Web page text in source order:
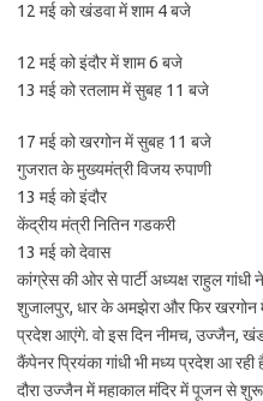
12 मई को खंडवा में शाम 4 बजे
12 मई को इंदौर में शाम 6 बजे
13 मई को रतलाम में सुबह 11 बजे
17 मई को खरगोन में सुबह 11 बजे
गुजरात के मुख्यमंत्री विजय रुपाणी
13 मई को इंदौर
केंद्रीय मंत्री नितिन गडकरी
13 मई को देवास
कांग्रेस की ओर से पार्टी अध्यक्ष राहुल
शुजालपुर, धार के अमझेरा और फिर खरगोन
प्रदेश आएंगे. वो इस दिन नीमच, उज्जैन,
कैंपेनर प्रियंका गांधी भी मध्य प्रदेश आ
दौरा उज्जैन में महाकाल मंदिर में पूजन से